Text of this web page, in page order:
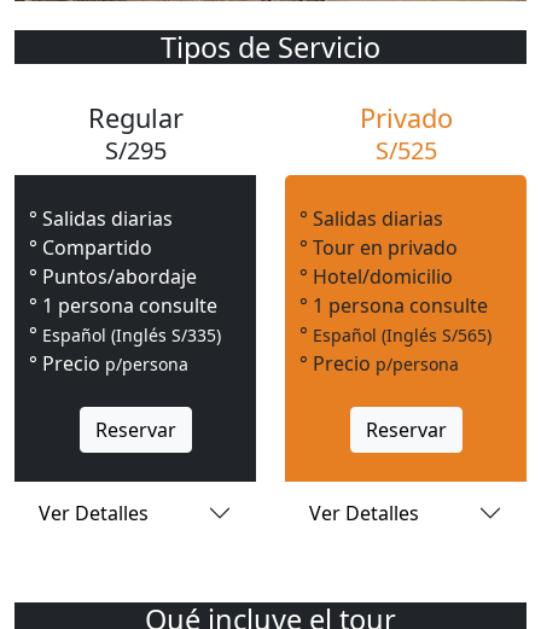
Tipos de Servicio
Regular
S/295
° Salidas diarias
° Compartido
° Puntos/abordaje
° 1 persona consulte
° Español (Inglés S/335)
° Precio p/persona
Reservar
Ver Detalles
Privado
S/525
° Salidas diarias
° Tour en privado
° Hotel/domicilio
° 1 persona consulte
° Español (Inglés S/565)
° Precio p/persona
Reservar
Ver Detalles
Qué incluye el tour